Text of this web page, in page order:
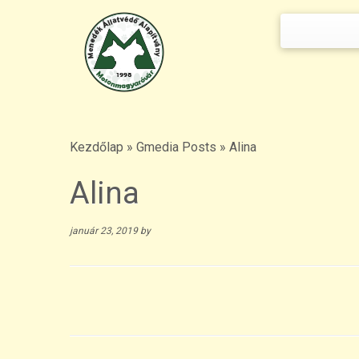
Kezdőlap » Gmedia Posts » Alina
Alina
január 23, 2019 by